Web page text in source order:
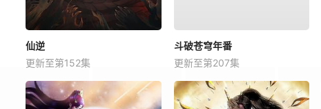
仙逆
更新至第152集
斗破苍穹年番
更新至第207集